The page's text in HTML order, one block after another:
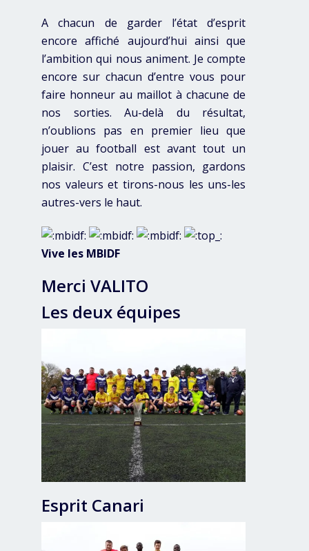
A chacun de garder l’état d’esprit
encore affiché aujourd’hui ainsi que
l’ambition qui nous animent. Je compte
encore sur chacun d’entre vous pour
faire honneur au maillot à chacune de
nos sorties. Au-delà du résultat,
n’oublions pas en premier lieu que
jouer au football est avant tout un
plaisir. C’est notre passion, gardons
nos valeurs et tirons-nous les uns-les
autres-vers le haut.
Vive les MBIDF
Merci VALITO
Les deux équipes
Esprit Canari